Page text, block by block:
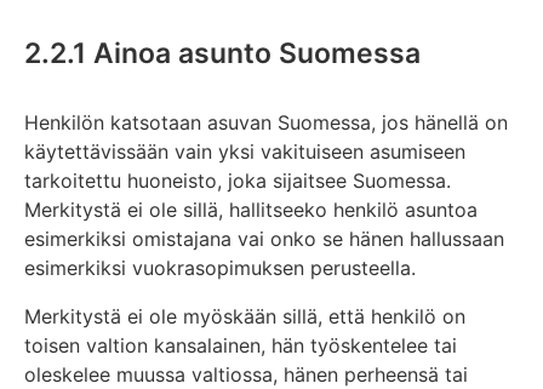
2.2.1 Ainoa asunto Suomessa
Henkilön katsotaan asuvan Suomessa, jos hänellä on
käytettävissään vain yksi vakituiseen asumiseen
tarkoitettu huoneisto, joka sijaitsee Suomessa.
Merkitystä ei ole sillä, hallitseeko henkilö asuntoa
esimerkiksi omistajana vai onko se hänen hallussaan
esimerkiksi vuokrasopimuksen perusteella.
Merkitystä ei ole myöskään sillä, että henkilö on
toisen valtion kansalainen, hän työskentelee tai
oleskelee muussa valtiossa, hänen perheensä tai